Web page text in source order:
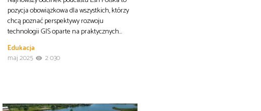
pozycja obowiązkowa dla wszystkich, którzy
chcą poznać perspektywy rozwoju
technologii GIS oparte na praktycznych…
Edukacja
maj 2025
2 030